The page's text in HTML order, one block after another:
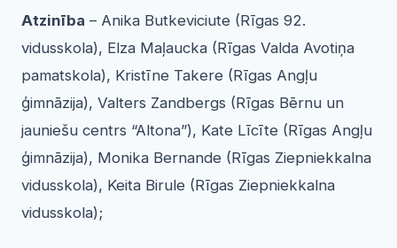
Atzinība – Anika Butkeviciute (Rīgas 92.
vidusskola), Elza Maļaucka (Rīgas Valda Avotiņa
pamatskola), Kristīne Takere (Rīgas Angļu
ģimnāzija), Valters Zandbergs (Rīgas Bērnu un
jauniešu centrs “Altona”), Kate Līcīte (Rīgas Angļu
ģimnāzija), Monika Bernande (Rīgas Ziepniekkalna
vidusskola), Keita Birule (Rīgas Ziepniekkalna
vidusskola);